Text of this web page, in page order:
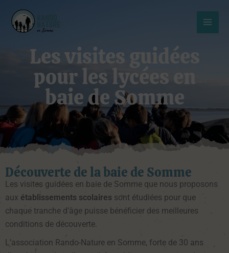
contenu
Les visites guidées
pour les lycées en
baie de Somme
Découverte de la baie de Somme
Les visites guidées en baie de Somme que nous proposons
aux établissements scolaires sont étudiées pour que
chaque tranche d’âge puisse bénéficier des meilleures
conditions de découverte.
L’association Rando-Nature en Somme, forte de 30 ans